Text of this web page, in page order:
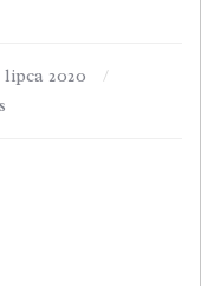
lipca 2020
/